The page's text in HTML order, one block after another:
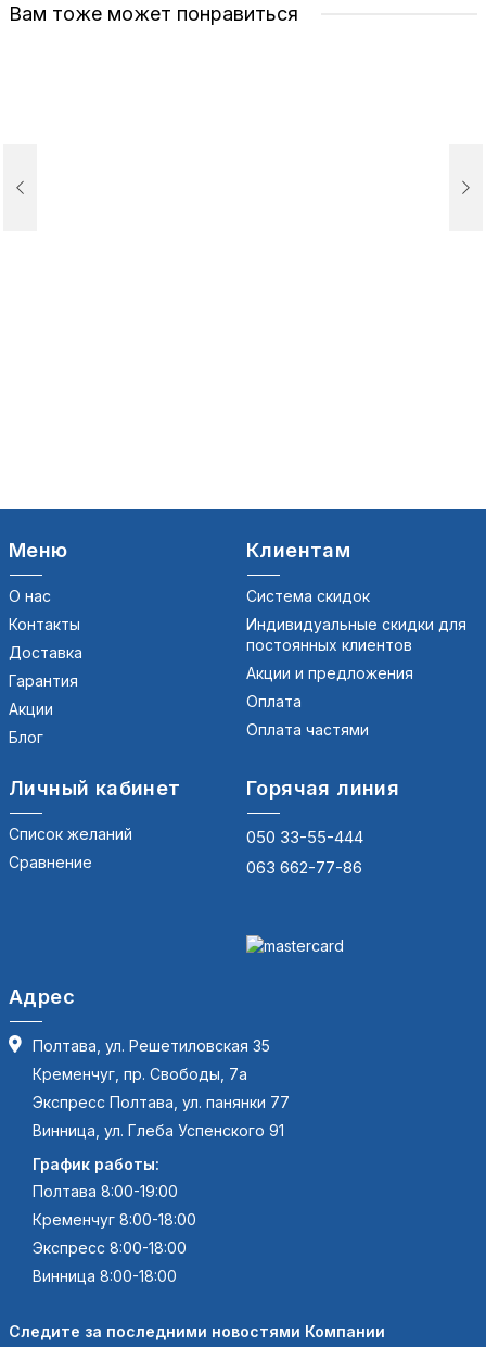
Вам тоже может понравиться
Меню
О нас
Контакты
Доставка
Гарантия
Акции
Блог
Клиентам
Система скидок
Индивидуальные скидки для
постоянных клиентов
Акции и предложения
Оплата
Оплата частями
Личный кабинет
Список желаний
Сравнение
Горячая линия
050 33-55-444
063 662-77-86
Адрес
Полтава, ул. Решетиловская 35
Кременчуг, пр. Свободы, 7а
Экспресс Полтава, ул. панянки 77
Винница, ул. Глеба Успенского 91
График работы:
Полтава 8:00-19:00
Кременчуг 8:00-18:00
Экспресс 8:00-18:00
Винница 8:00-18:00
Следите за последними новостями Компании